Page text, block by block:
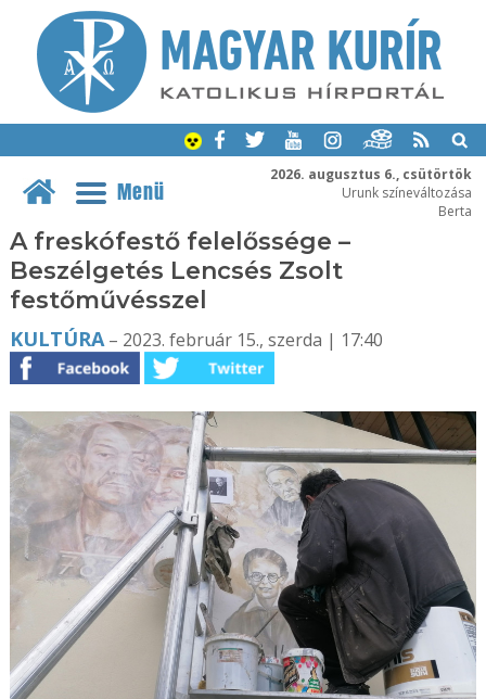
2026. augusztus 6., csütörtök
Urunk színeváltozása
Berta
Menü
A freskófestő felelőssége –
Beszélgetés Lencsés Zsolt
festőművésszel
KULTÚRA– 2023. február 15., szerda | 17:40